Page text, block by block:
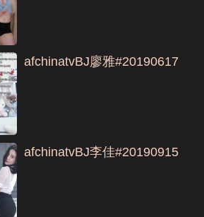
afchinatvBJ廖雅#20190617
afchinatvBJ李佳#20190915